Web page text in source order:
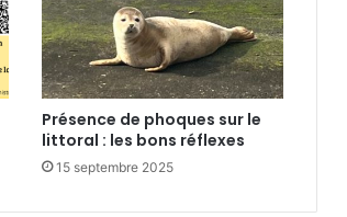
Présence de phoques sur le
littoral : les bons réflexes
15 septembre 2025